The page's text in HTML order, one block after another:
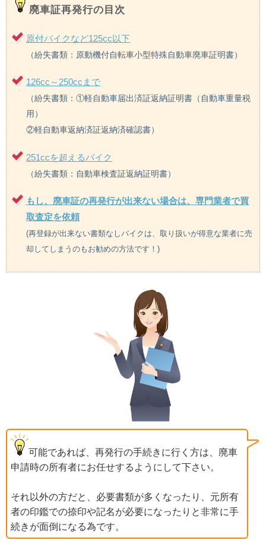
廃車証再発行の目次
原付バイクなど125cc以下
（紛失書類：原動機付自転車小型特殊自動車廃車証明書）
126cc～250ccまで
（紛失書類：①軽自動車届出済証返納証明書（自動車重量税
用）
②軽自動車返納済証返納済確認書）
251ccを超えるバイク
（紛失書類：自動車検査証返納証明書）
もし、廃車証の再発行が出来ない場合は、専門業者で買
取査定を依頼
(再登録が出来ない書類なしバイクは、取り扱いが得意な業者に売
却してしまうのもお勧めの方法です！)
可能であれば、再発行の手続きに行く方は、廃車
申請時の所有者にお任せするようにして下さい。
それ以外の方だと、必要書類が多くなったり、元所有
者の印鑑での捺印や記名が必要になったりと非常に手
続きが面倒になる為です。